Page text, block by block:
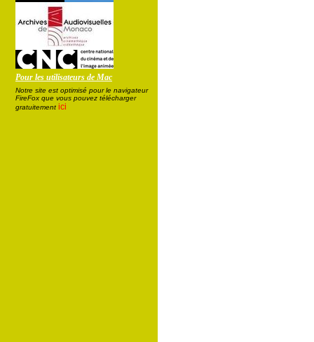
Pour les utilisateurs de Mac
Notre site est optimisé pour le navigateur
FireFox que vous pouvez télécharger
gratuitement ici